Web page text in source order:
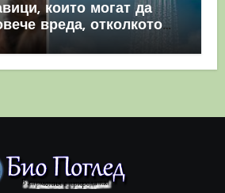
които могат да
вреда, отколкото